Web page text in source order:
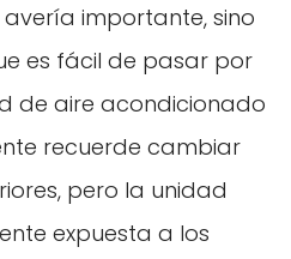
importante, sino
es fácil de pasar por
de aire acondicionado
recuerde cambiar
pero la unidad
expuesta a los